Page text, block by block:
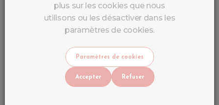
Tenue Maximale
Même le meilleur vernis semi-permanent nécessite
une préparation parfaite.
Matériel Nécessaire
plus sur les cookies que nous
utilisons ou les désactiver dans les
paramètres de cookies.
Paramètres de cookies
Accepter Refuser